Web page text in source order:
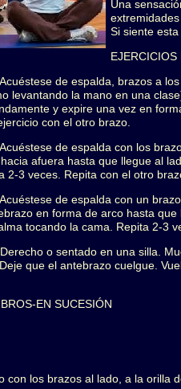
Una
Si siente
de espalda, brazos a
levantando la mano en una
y expire una vez en
con el otro brazo.
de espalda con los
afuera hasta que llegue al
2-3 veces. Repita con el otro
de espalda con un
en forma de arco hasta
tocando la cama. Repita 2-3
o sentado en una silla.
que el antebrazo cuelgue.
EN SUCESIÓN
con los brazos al lado, a la orilla